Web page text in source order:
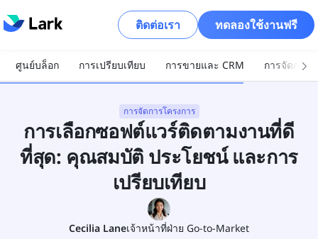
ติดต่อเรา ทดลองใช้งานฟรี
ศูนย์บล็อก การเปรียบเทียบ การขายและ CRM การจัดการ
การจัดการโครงการ
การเลือกซอฟต์แวร์ติดตามงานที่ดี
ที่สุด: คุณสมบัติ ประโยชน์ และการ
เปรียบเทียบ
Cecilia Laneเจ้าหน้าที่ฝ่าย Go-to-Market